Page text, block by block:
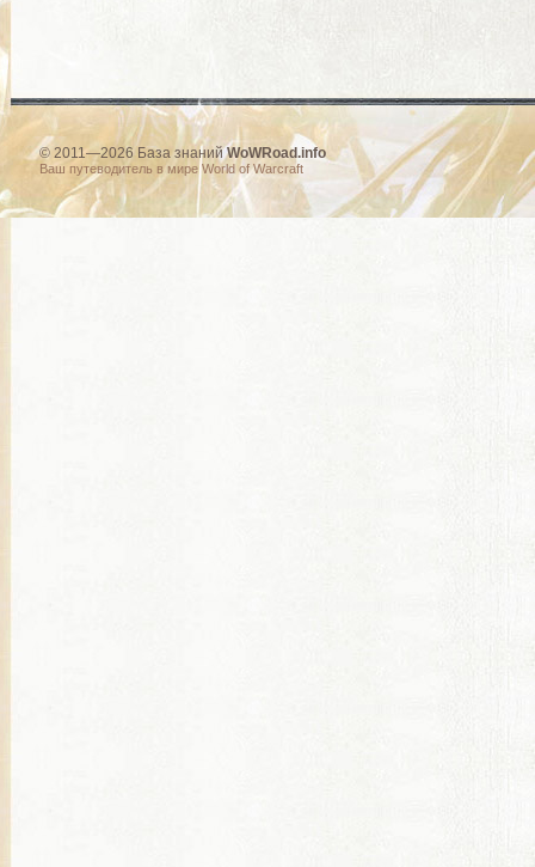
© 2011—2026 База знанийWoWRoad.info
Ваш путеводитель в мире World of Warcraft